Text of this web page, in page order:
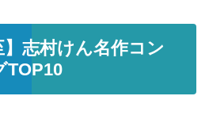
志村けん名作コン
TOP10